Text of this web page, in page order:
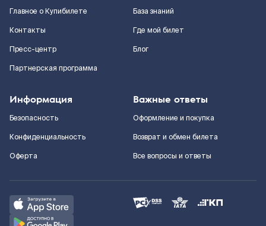
Главное о Купибилете
Контакты
Пресс-центр
Партнерская программа
База знаний
Где мой билет
Блог
Информация
Безопасность
Конфиденциальность
Оферта
Важные ответы
Оформление и покупка
Возврат и обмен билета
Все вопросы и ответы